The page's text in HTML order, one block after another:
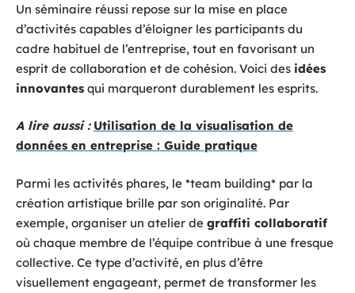
Un séminaire réussi repose sur la mise en place
d’activités capables d’éloigner les participants du
cadre habituel de l’entreprise, tout en favorisant un
esprit de collaboration et de cohésion. Voici des idées
innovantes qui marqueront durablement les esprits.
A lire aussi : Utilisation de la visualisation de
données en entreprise : Guide pratique
Parmi les activités phares, le *team building* par la
création artistique brille par son originalité. Par
exemple, organiser un atelier de graffiti collaboratif
où chaque membre de l’équipe contribue à une fresque
collective. Ce type d’activité, en plus d’être
visuellement engageant, permet de transformer les